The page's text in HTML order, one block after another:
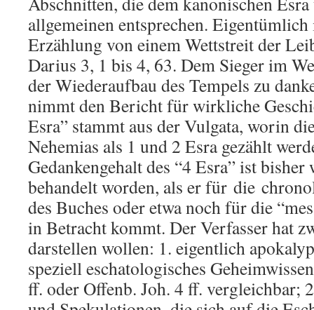
allgemeinen entsprechen.
Erzählung von einem Wettstreit der
Darius 3, 1 bis 4, 63. Dem Sieger im
der Wiederaufbau des Tempels zu
nimmt den Bericht für wirkliche
Esra” stammt aus der Vulgata, worin
Nehemias als 1 und 2 Esra gezählt
Gedankengehalt des “4 Esra” ist
behandelt worden, als er für die
des Buches oder etwa noch für die
in Betracht kommt. Der Verfasser hat
darstellen wollen: 1. eigentlich
speziell eschatologisches
ff. oder Offenb. Joh. 4 ff. vergleichbar;